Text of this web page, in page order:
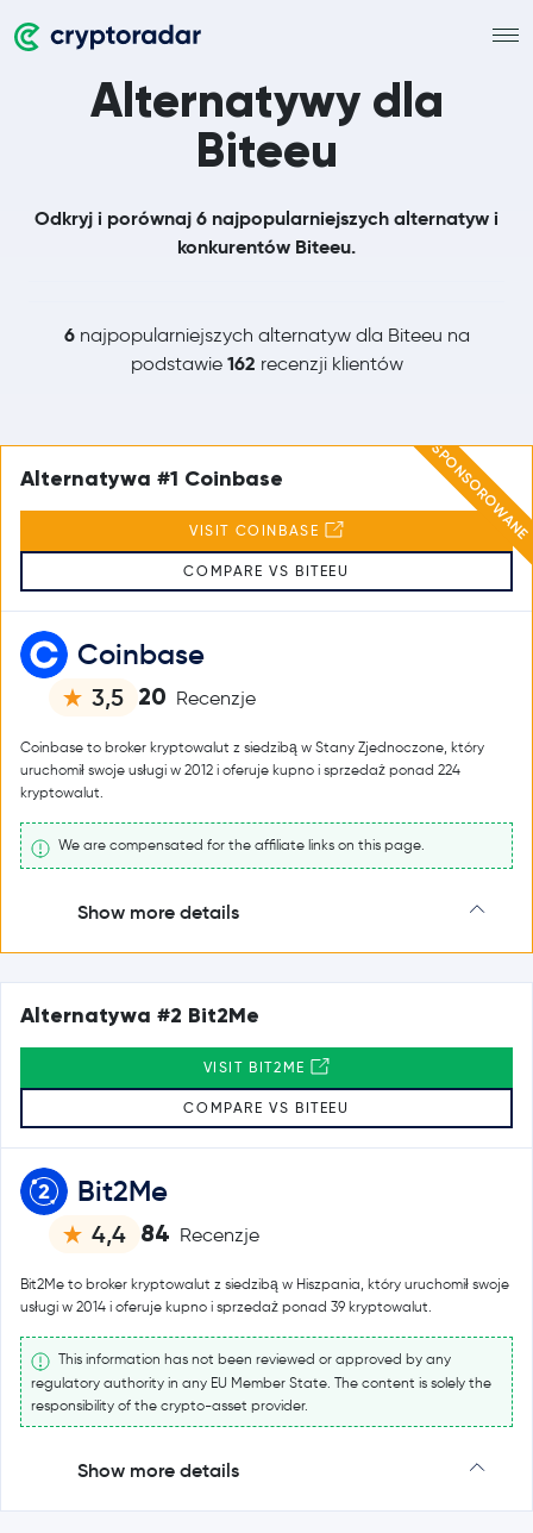
Alternatywy dla
Biteeu
Odkryj i porównaj 6 najpopularniejszych alternatyw i
konkurentów Biteeu.
6najpopularniejszych alternatyw dla Biteeu na
podstawie 162 recenzji klientów
SPONSOROWANE
Coinbase
3,5 20 Recenzje
Coinbase to broker kryptowalut z siedzibą w Stany Zjednoczone, który
uruchomił swoje usługi w 2012 i oferuje kupno i sprzedaż ponad 224
kryptowalut.
We are compensated for the affiliate links on this page.
Show more details
Alternatywa #1 Coinbase
VISIT COINBASE
COMPARE VS BITEEU
Bit2Me
4,4 84 Recenzje
Bit2Me to broker kryptowalut z siedzibą w Hiszpania, który uruchomił swoje
usługi w 2014 i oferuje kupno i sprzedaż ponad 39 kryptowalut.
This information has not been reviewed or approved by any
regulatory authority in any EU Member State. The content is solely the
responsibility of the crypto-asset provider.
Show more details
Alternatywa #2 Bit2Me
VISIT BIT2ME
COMPARE VS BITEEU